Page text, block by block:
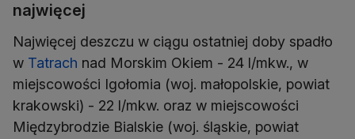
najwięcej
Najwięcej deszczu w ciągu ostatniej doby spadło
w Tatrach nad Morskim Okiem - 24 l/mkw., w
miejscowości Igołomia (woj. małopolskie, powiat
krakowski) - 22 l/mkw. oraz w miejscowości
Międzybrodzie Bialskie (woj. śląskie, powiat